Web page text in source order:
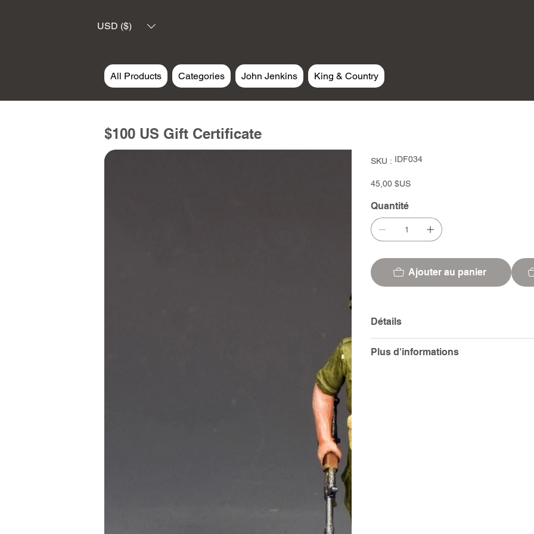
USD ($)
All Products Categories John Jenkins King & Country
$100 US Gift Certificate
SKU : SKU
IDF034
IDF034
Prix
45,00 $US
Quantité
Ajouter au panier
Détails
Plus d'informations